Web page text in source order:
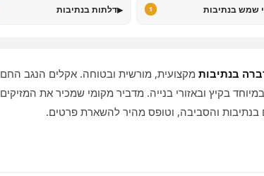
שמש בנתיבות 1
▸דלתות בנתיבות
בנתיבות מקצועית, מורשית ובטוחה. אקלים הנגב החם
בקיץ ובאזורי בנייה. מדביר מקומי שמכיר את המזיקים
בנתיבות והסביבה, וטופס מהיר להשארת פרטים.